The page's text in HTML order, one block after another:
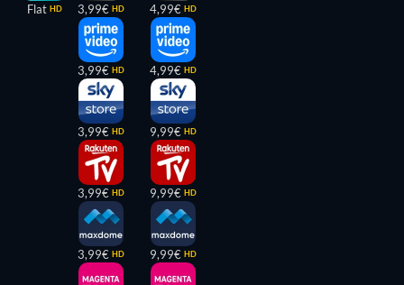
Flat HD 3,99€ HD
3,99€ HD
3,99€ HD
3,99€ HD
3,99€ HD
4,99€ HD
4,99€ HD
9,99€ HD
9,99€ HD
9,99€ HD